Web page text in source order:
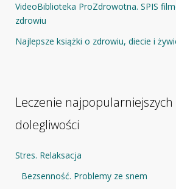
VideoBiblioteka ProZdrowotna. SPIS
zdrowiu
Najlepsze książki o zdrowiu, diecie i
Leczenie
dolegliwości
Stres. Relaksacja
Bezsenność. Problemy ze snem